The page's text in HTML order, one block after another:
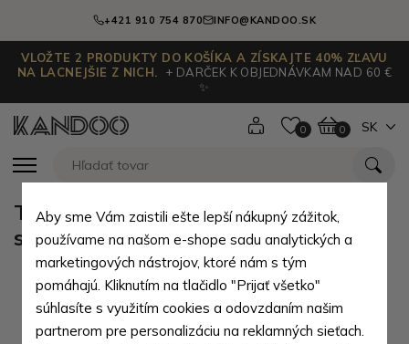
+421 910 754 870 INFO@KANDOO.SK
VLOŽTE 2 PRODUKTY DO KOŠÍKA A ZÍSKAJTE 40% ZĽAVU
NA LACNEJŠIE Z NICH.
+ DARČEK K OBJEDNÁVKAM NAD 60 €
✨
0 0 SK
Tmavosivý praktický dámsky 3v1
set Kerasia
Aby sme Vám zaistili ešte lepší nákupný zážitok,
používame na našom e-shope sadu analytických a
marketingových nástrojov, ktoré nám s tým
pomáhajú. Kliknutím na tlačidlo "Prijať všetko"
súhlasíte s využitím cookies a odovzdaním našim
partnerom pre personalizáciu na reklamných sieťach.